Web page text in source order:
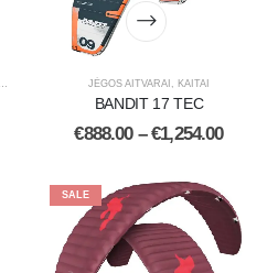
JĖGOS AITVARAI , KAITAI
BANDIT 17 TEC
€888.00 – €1,254.00
SALE